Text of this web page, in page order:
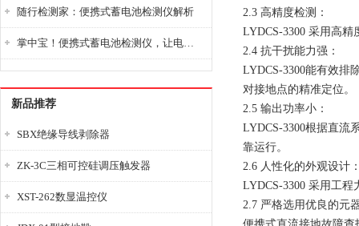
随行检测家：便携式蓄电池检测仪解析
掌中宝！便携式蓄电池检测仪，让电池检测变得简单又快捷！
新品推荐
SBX绝缘导线剥除器
ZK-3C三相可控硅调压触发器
XST-262数显温控仪
2.3 高精度检测：
LYDCS-3300 采用高
2.4 抗干扰能力强：
LYDCS-3300能有效排
对接地点的精准定位。
2.5 输出功率小：
LYDCS-3300根据直流
靠运行。
2.6 人性化的外观设计
LYDCS-3300 采用工
2.7 严格选用优良的元